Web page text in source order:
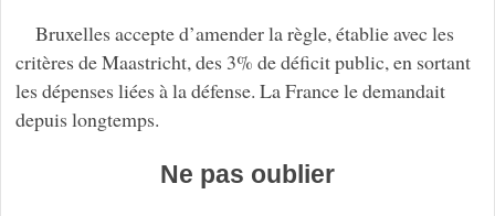
Bruxelles accepte d’amender la règle, établie avec les
critères de Maastricht, des 3% de déficit public, en sortant
les dépenses liées à la défense. La France le demandait
depuis longtemps.
Ne pas oublier